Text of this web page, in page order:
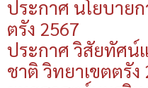
ประกาศ นโยบาย
ตรัง 2567
ประกาศ วิสัยทัศน์
ชาติ วิทยาเขตตรัง